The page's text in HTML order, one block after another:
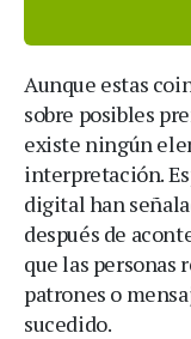
Aunque estas
sobre posibles
existe ningún
interpretación.
digital han
después de
que las personas
patrones o
sucedido.